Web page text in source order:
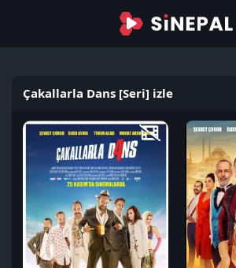
Çakallarla Dans [Seri] izle